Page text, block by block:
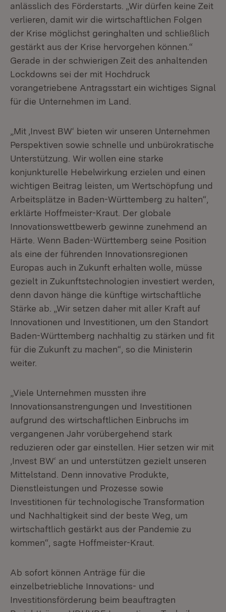
anlässlich des Förderstarts. „Wir dürfen keine Zeit
verlieren, damit wir die wirtschaftlichen Folgen
der Krise möglichst geringhalten und schließlich
gestärkt aus der Krise hervorgehen können.“
Gerade in der schwierigen Zeit des anhaltenden
Lockdowns sei der mit Hochdruck
vorangetriebene Antragsstart ein wichtiges Signal
für die Unternehmen im Land.
„Mit ‚Invest BW‘ bieten wir unseren Unternehmen
Perspektiven sowie schnelle und unbürokratische
Unterstützung. Wir wollen eine starke
konjunkturelle Hebelwirkung erzielen und einen
wichtigen Beitrag leisten, um Wertschöpfung und
Arbeitsplätze in Baden-Württemberg zu halten“,
erklärte Hoffmeister-Kraut. Der globale
Innovationswettbewerb gewinne zunehmend an
Härte. Wenn Baden-Württemberg seine Position
als eine der führenden Innovationsregionen
Europas auch in Zukunft erhalten wolle, müsse
gezielt in Zukunftstechnologien investiert werden,
denn davon hänge die künftige wirtschaftliche
Stärke ab. „Wir setzen daher mit aller Kraft auf
Innovationen und Investitionen, um den Standort
Baden-Württemberg nachhaltig zu stärken und fit
für die Zukunft zu machen“, so die Ministerin
weiter.
„Viele Unternehmen mussten ihre
Innovationsanstrengungen und Investitionen
aufgrund des wirtschaftlichen Einbruchs im
vergangenen Jahr vorübergehend stark
reduzieren oder gar einstellen. Hier setzen wir mit
‚Invest BW‘ an und unterstützen gezielt unseren
Mittelstand. Denn innovative Produkte,
Dienstleistungen und Prozesse sowie
Investitionen für technologische Transformation
und Nachhaltigkeit sind der beste Weg, um
wirtschaftlich gestärkt aus der Pandemie zu
kommen“, sagte Hoffmeister-Kraut.
Ab sofort können Anträge für die
einzelbetriebliche Innovations- und
Investitionsförderung beim beauftragten